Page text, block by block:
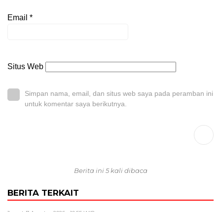
Email *
Situs Web
Simpan nama, email, dan situs web saya pada peramban ini
untuk komentar saya berikutnya.
Berita ini 5 kali dibaca
BERITA TERKAIT